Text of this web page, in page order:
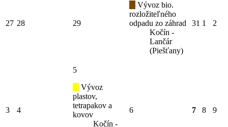
27 28 29
Vývoz bio.
rozložiteľného
odpadu zo záhrad
Kočín -
Lančár
(Piešťany)
31 1 2
3 4
5
Vývoz
plastov,
tetrapakov a
kovov
Kočín -
6 7 8 9